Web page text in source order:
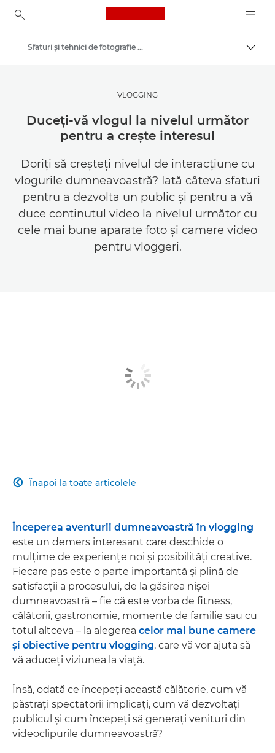
Canon Logo, back to
Inspiră-te | Sfaturi pentru fotografie şi imprimare şi ghiduri de achiziţie
Sfaturi şi tehnici de fotografie şi imprimare
VLOGGING
Duceţi-vă vlogul la nivelul următor
pentru a creşte interesul
Doriţi să creşteţi nivelul de interacţiune cu
vlogurile dumneavoastră? Iată câteva sfaturi
pentru a dezvolta un public şi pentru a vă
duce conţinutul video la nivelul următor cu
cele mai bune aparate foto şi camere video
pentru vloggeri.
Înapoi la toate articolele

Începerea aventurii dumneavoastră în vlogging
este un demers interesant care deschide o
mulţime de experienţe noi şi posibilităţi creative.
Fiecare pas este o parte importantă şi plină de
satisfacţii a procesului, de la găsirea nişei
dumneavoastră – fie că este vorba de fitness,
călătorii, gastronomie, momente de familie sau cu
totul altceva – la alegerea celor mai bune camere
şi obiective pentru vlogging, care vă vor ajuta să
vă aduceţi viziunea la viaţă.
Însă, odată ce începeţi această călătorie, cum vă
păstraţi spectatorii implicaţi, cum vă dezvoltaţi
publicul şi cum începeţi să generaţi venituri din
videoclipurile dumneavoastră?